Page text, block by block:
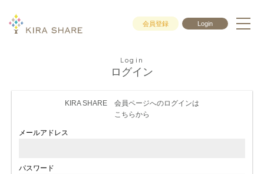
会員登録 Login
Login
ログイン
KIRA SHARE 会員ページへのログインは
こちらから
メールアドレス
パスワード